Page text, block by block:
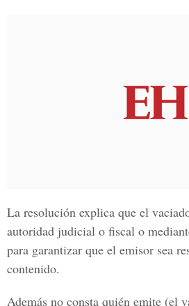
La resolución explica que el
autoridad judicial o fiscal o
para garantizar que el emisor sea
contenido.
Además no consta quién emite (el